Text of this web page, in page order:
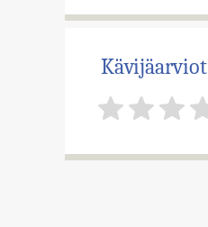
Kävijäarviot